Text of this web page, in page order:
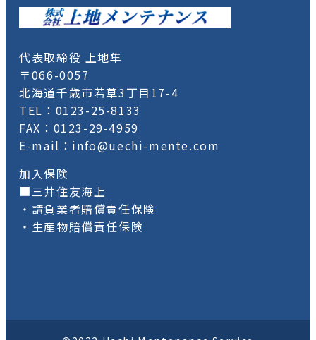
代表取締役 上地隼
〒066-0057
北海道千歳市若草3丁目17-4
TEL：0123-25-8133
FAX：0123-29-4959
E-mail：info@uechi-mente.com
加入保険
■三井住友海上
・請負業者賠償責任保険
・生産物賠償責任保険